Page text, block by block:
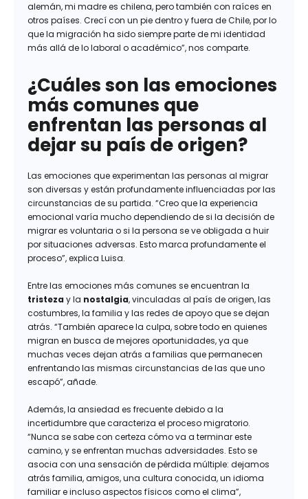
alemán, mi madre es chilena, pero también con raíces en
otros países. Crecí con un pie dentro y fuera de Chile, por lo
que la migración ha sido siempre parte de mi identidad
más allá de lo laboral o académico”, nos comparte.
¿Cuáles son las emociones
más comunes que
enfrentan las personas al
dejar su país de origen?
Las emociones que experimentan las personas al migrar
son diversas y están profundamente influenciadas por las
circunstancias de su partida. “Creo que la experiencia
emocional varía mucho dependiendo de si la decisión de
migrar es voluntaria o si la persona se ve obligada a huir
por situaciones adversas. Esto marca profundamente el
proceso”, explica Luisa.
Entre las emociones más comunes se encuentran la
tristeza y la nostalgia, vinculadas al país de origen, las
costumbres, la familia y las redes de apoyo que se dejan
atrás. “También aparece la culpa, sobre todo en quienes
migran en busca de mejores oportunidades, ya que
muchas veces dejan atrás a familias que permanecen
enfrentando las mismas circunstancias de las que uno
escapó”, añade.
Además, la ansiedad es frecuente debido a la
incertidumbre que caracteriza el proceso migratorio.
“Nunca se sabe con certeza cómo va a terminar este
camino, y se enfrentan muchas adversidades. Esto se
asocia con una sensación de pérdida múltiple: dejamos
atrás familia, amigos, una cultura conocida, un idioma
familiar e incluso aspectos físicos como el clima”,